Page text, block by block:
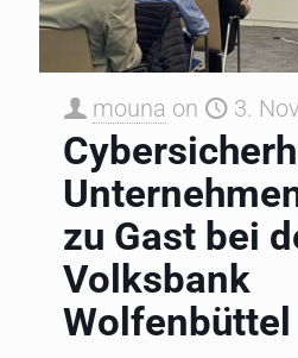
mouna on 3.
zu Gast bei
Volksbank
Wolfenbüttel